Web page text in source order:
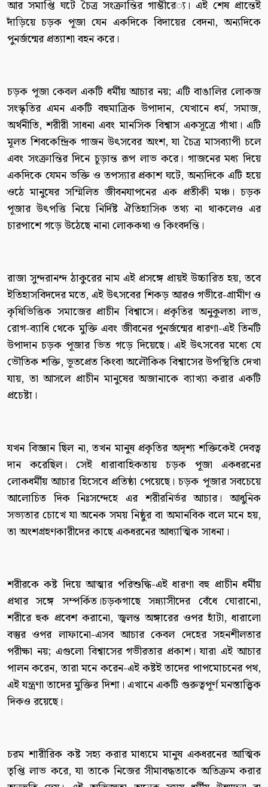
আর সমাপ্তি ঘটে চৈত্র সংক্রান্তির গাম্ভীরে‌্য। এই শেষ প্রান্তেই
দাঁড়িয়ে চড়ক পূজা যেন একদিকে বিদায়ের বেদনা, অন্যদিকে
পুনর্জন্মের প্রত্যাশা বহন করে।
চড়ক পূজা কেবল একটি ধর্মীয় আচার নয়; এটি বাঙালির লোকজ
সংস্কৃতির এমন একটি বহুমাত্রিক উপাদান, যেখানে ধর্ম, সমাজ,
অর্থনীতি, শরীরী সাধনা এবং মানসিক বিশ্বাস একসূত্রে গাঁথা। এটি
মূলত শিবকেন্দ্রিক গাজন উৎসবের অংশ, যা চৈত্র মাসব্যাপী চলে
এবং সংক্রান্তির দিনে চূড়ান্ত রূপ লাভ করে। গাজনের মধ্য দিয়ে
একদিকে যেমন ভক্তি ও তপস্যার প্রকাশ ঘটে, অন্যদিকে এটি হয়ে
ওঠে মানুষের সম্মিলিত জীবনযাপনের এক প্রতীকী মঞ্চ। চড়ক
পূজার উৎপত্তি নিয়ে নির্দিষ্ট ঐতিহাসিক তথ্য না থাকলেও এর
চারপাশে গড়ে উঠেছে নানা লোককথা ও কিংবদন্তি।
রাজা সুন্দরানন্দ ঠাকুরের নাম এই প্রসঙ্গে প্রায়ই উচ্চারিত হয়, তবে
ইতিহাসবিদদের মতে, এই উৎসবের শিকড় আরও গভীরে-গ্রামীণ ও
কৃষিভিত্তিক সমাজের প্রাচীন বিশ্বাসে। প্রকৃতির অনুকূলতা লাভ,
রোগ-ব্যাধি থেকে মুক্তি এবং জীবনের পুনর্জন্মের ধারণা-এই তিনটি
উপাদান চড়ক পূজার ভিত গড়ে দিয়েছে। এই উৎসবের মধ্যে যে
ভৌতিক শক্তি, ভূতপ্রেত কিংবা অলৌকিক বিশ্বাসের উপস্থিতি দেখা
যায়, তা আসলে প্রাচীন মানুষের অজানাকে ব্যাখ্যা করার একটি
প্রচেষ্টা।
যখন বিজ্ঞান ছিল না, তখন মানুষ প্রকৃতির অদৃশ্য শক্তিকেই দেবত্ব
দান করেছিল। সেই ধারাবাহিকতায় চড়ক পূজা একধরনের
লোকধর্মীয় আচার হিসেবে প্রতিষ্ঠা পেয়েছে। চড়ক পূজার সবচেয়ে
আলোচিত দিক নিঃসন্দেহে এর শরীরনির্ভর আচার। আধুনিক
সভ্যতার চোখে যা অনেক সময় নিষ্ঠুর বা অমানবিক বলে মনে হয়,
তা অংশগ্রহণকারীদের কাছে একধরনের আধ্যাত্মিক সাধনা।
শরীরকে কষ্ট দিয়ে আত্মার পরিশুদ্ধি-এই ধারণা বহু প্রাচীন ধর্মীয়
প্রথার সঙ্গে সম্পর্কিত।চড়কগাছে সন্ন্যাসীদের বেঁধে ঘোরানো,
শরীরে হুক প্রবেশ করানো, জ্বলন্ত অঙ্গারের ওপর হাঁটা, ধারালো
বস্তুর ওপর লাফানো-এসব আচার কেবল দেহের সহনশীলতার
পরীক্ষা নয়; এগুলো বিশ্বাসের গভীরতার প্রকাশ। যারা এই আচার
পালন করেন, তারা মনে করেন-এই কষ্টই তাদের পাপমোচনের পথ,
এই যন্ত্রণা তাদের মুক্তির দিশা। এখানে একটি গুরুত্বপূর্ণ মনস্তাত্ত্বিক
দিকও রয়েছে।
চরম শারীরিক কষ্ট সহ্য করার মাধ্যমে মানুষ একধরনের আত্মিক
তৃপ্তি লাভ করে, যা তাকে নিজের সীমাবদ্ধতাকে অতিক্রম করার